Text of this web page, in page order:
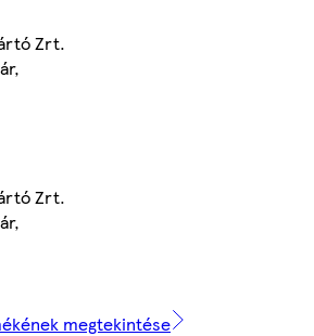
Zrt.
Zrt.
megtekintése